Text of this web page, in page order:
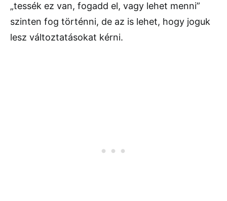
„tessék ez van, fogadd el, vagy lehet menni”
szinten fog történni, de az is lehet, hogy joguk
lesz változtatásokat kérni.